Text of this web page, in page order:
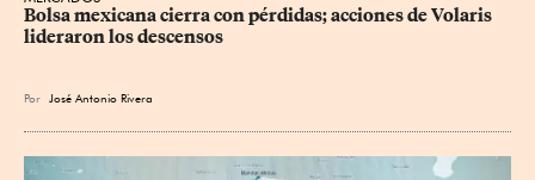
Bolsa mexicana cierra con pérdidas; acciones de Volaris
lideraron los descensos
Por José Antonio Rivera